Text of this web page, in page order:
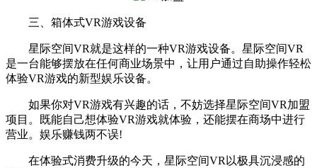
三、箱体式VR游戏设备
星际空间VR就是这样的一种VR游戏设备。星际空间VR
是一台能够摆放在任何商业场景中，让用户通过自助操作轻松
体验VR游戏的新型娱乐设备。
如果你对VR游戏有兴趣的话，不妨选择星际空间VR加盟
项目。既能自己想体验VR游戏就体验，还能摆在商场中进行
营业。娱乐赚钱两不误!
在体验式消费升级的今天，星际空间VR以极具沉浸感的